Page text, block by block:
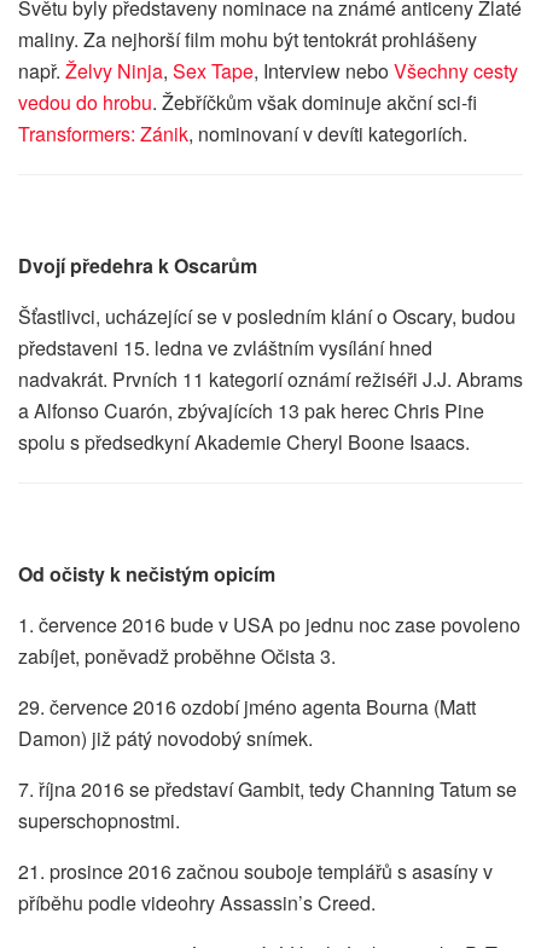
Světu byly představeny nominace na známé anticeny Zlaté
maliny. Za nejhorší film mohu být tentokrát prohlášeny
např. Želvy Ninja, Sex Tape, Interview neboVšechny cesty
vedou do hrobu. Žebříčkům však dominuje akční sci-fi
Transformers: Zánik, nominovaní v devíti kategoriích.
Dvojí předehra k Oscarům
Šťastlivci, ucházející se v posledním klání o Oscary, budou
představeni 15. ledna ve zvláštním vysílání hned
nadvakrát. Prvních 11 kategorií oznámí režiséři J.J. Abrams
a Alfonso Cuarón, zbývajících 13 pak herec Chris Pine
spolu s předsedkyní Akademie Cheryl Boone Isaacs.
Od očisty k nečistým opicím
1. července 2016 bude v USA po jednu noc zase povoleno
zabíjet, poněvadž proběhne Očista 3.
29. července 2016 ozdobí jméno agenta Bourna (Matt
Damon) již pátý novodobý snímek.
7. října 2016 se představí Gambit, tedy Channing Tatum se
superschopnostmi.
21. prosince 2016 začnou souboje templářů s asasíny v
příběhu podle videohry Assassin’s Creed.